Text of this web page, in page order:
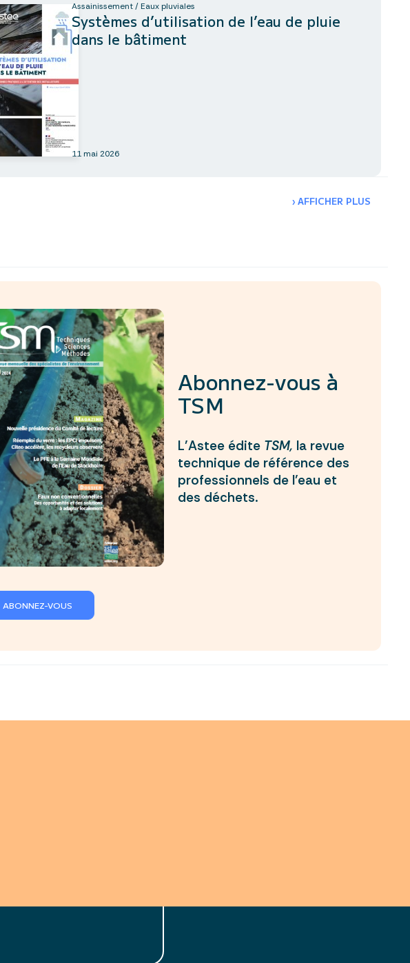
Assainissement / Eaux pluviales
Systèmes d’utilisation de l’eau de pluie
dans le bâtiment
11 mai 2026
› AFFICHER PLUS
Abonnez-vous à
TSM
L’Astee édite TSM, la revue
technique de référence des
professionnels de l’eau et
des déchets.
ABONNEZ-VOUS